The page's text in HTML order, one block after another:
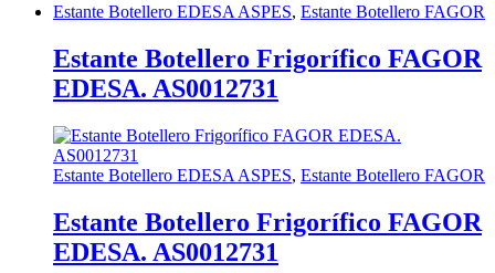
Estante Botellero EDESA ASPES, Estante Botellero FAGOR
Estante Botellero Frigorífico FAGOR
EDESA. AS0012731
Estante Botellero EDESA ASPES, Estante Botellero FAGOR
Estante Botellero Frigorífico FAGOR
EDESA. AS0012731